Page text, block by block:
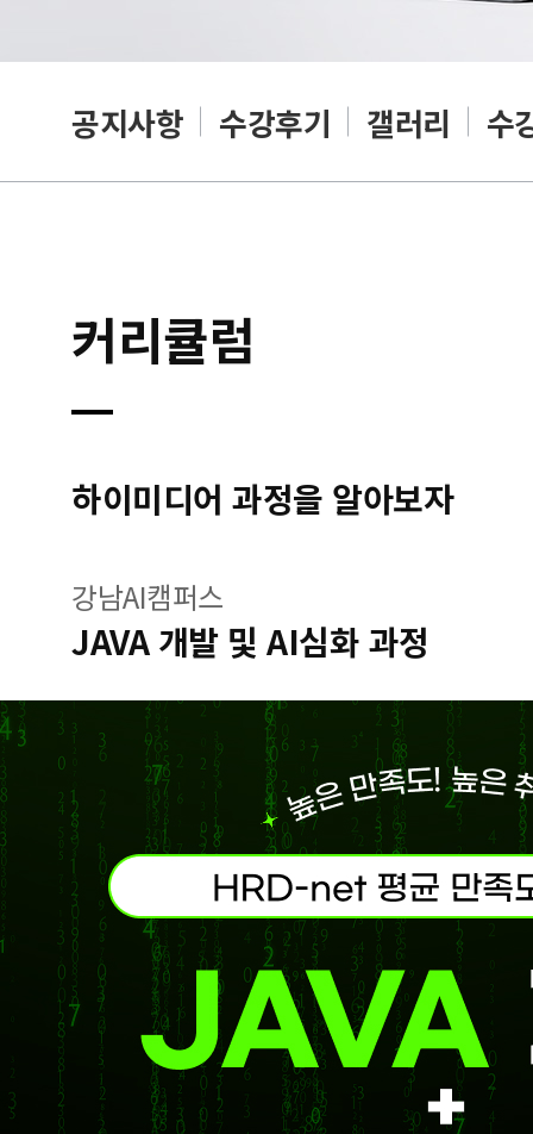
공지사항 수강후기 갤러리 수
커리큘럼
하이미디어 과정을 알아보자
강남AI캠퍼스
JAVA 개발 및 AI심화 과정